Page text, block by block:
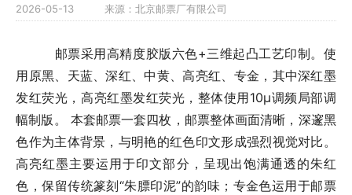
2026-05-13 来源：北京邮票厂有限公司
邮票采用高精度胶版六色+三维起凸工艺印制。使
用原黑、天蓝、深红、中黄、高亮红、专金，其中深红墨
发红荧光，高亮红墨发红荧光，整体使用10μ调频局部调
幅制版。 本套邮票一套四枚，邮票整体画面清晰，深邃黑
色作为主体背景，与明艳的红色印文形成强烈视觉对比。
高亮红墨主要运用于印文部分，呈现出饱满通透的朱红
色，保留传统篆刻“朱膘印泥”的韵味；专金色运用于邮票